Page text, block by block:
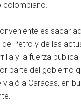
colombiano.
es sacar
Petro y de las
y la fuerza
parte del gobierno
viajó a Caracas, en